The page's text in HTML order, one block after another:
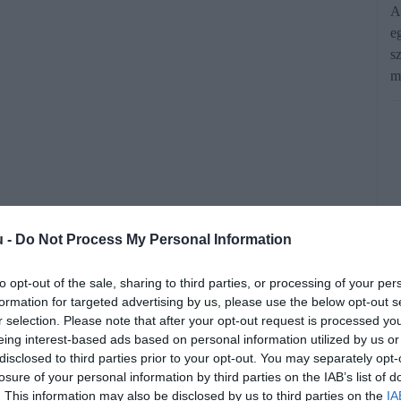
- Do Not Process My Personal Information
opt-out of the sale, sharing to third parties, or processing of your
for targeted advertising by us, please use the below opt-out
selection. Please note that after your opt-out request is processed
interest-based ads based on personal information utilized by us
to third parties prior to your opt-out. You may separately
of your personal information by third parties on the IAB’s list of
This information may also be disclosed by us to third parties on the
világviszonylatban évi 150
Szervezet becslése szerint. A nagy
tartanak az esetek kiszűrésére.
forrásként a Google Keresőben!